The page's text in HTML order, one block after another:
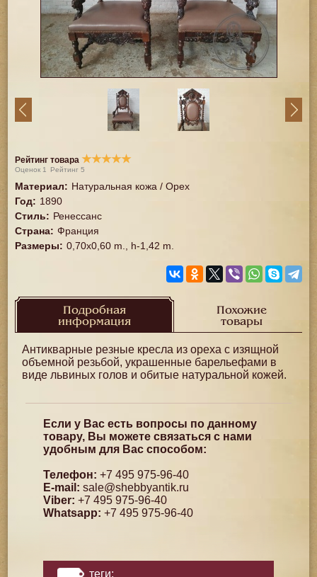
Рейтинг товара ★★★★★
Оценок 1 Рейтинг5
Материал: Натуральная кожа / Орех
Год: 1890
Стиль: Ренессанс
Страна: Франция
Размеры: 0,70x0,60 m., h-1,42 m.
Подробная
информация
Похожие
товары
Антикварные резные кресла из ореха с изящной
объемной резьбой, украшенные барельефами в
виде львиных голов и обитые натуральной кожей.
Если у Вас есть вопросы по данному
товару, Вы можете связаться с нами
удобным для Вас способом:
Телефон: +7 495 975-96-40
E-mail: sale@shebbyantik.ru
Viber: +7 495 975-96-40
Whatsapp: +7 495 975-96-40
теги: